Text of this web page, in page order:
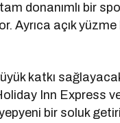
donanımlı bir
Ayrıca açık
katkı
Inn Express
bir soluk